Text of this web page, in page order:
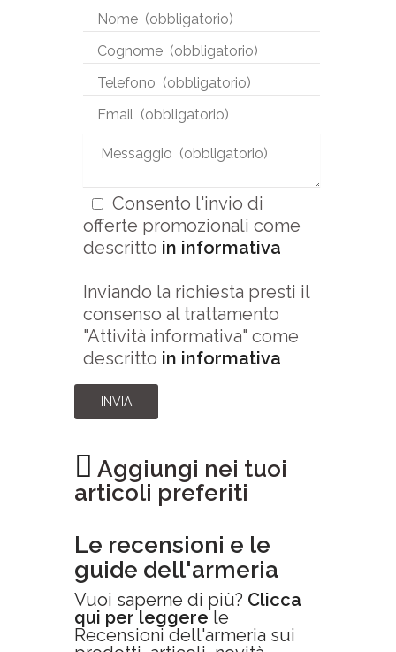
Consento l'invio di
offerte promozionali come
descritto in informativa
Inviando la richiesta presti il
consenso al trattamento
"Attività informativa" come
descritto in informativa
INVIA
Aggiungi nei tuoi
articoli preferiti
Le recensioni e le
guide dell'armeria
Vuoi saperne di più? Clicca
qui per leggere le
Recensioni dell'armeria sui